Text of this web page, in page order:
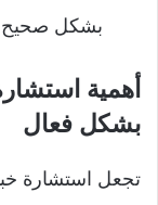
بشكل صحيح
أهمية
بشكل فعال
تجعل استشارة